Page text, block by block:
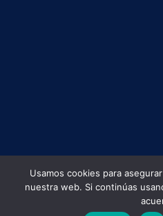
Usamos cookies para
nuestra web. Si continúas